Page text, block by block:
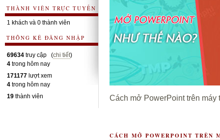
THÀNH VIÊN TRỰC TUYẾN
1 khách và 0 thành viên
THÔNG KÊ ĐĂNG NHẬP
69634 truy cập (chi tiết)
4 trong hôm nay
171177 lượt xem
4 trong hôm nay
19 thành viên Cách mở PowerPoint trên máy
CÁCH MỞ POWERPOINT